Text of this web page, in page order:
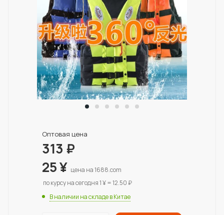
Оптовая цена
313 ₽
25¥ цена на 1688.com
по курсу на сегодня 1 ¥ = 12.50 ₽
В наличии на складе в Китае